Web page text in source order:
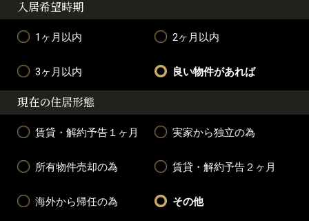
入居希望時期
1ヶ月以内 2ヶ月以内
3ヶ月以内 良い物件があれば
現在の住居形態
賃貸・解約予告１ヶ月 実家から独立の為
所有物件売却の為 賃貸・解約予告２ヶ月
海外から帰任の為 その他